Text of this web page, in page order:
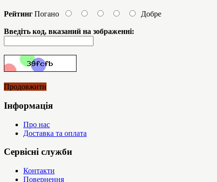
Рейтинг Погано Добре
Введіть код, вказаний на зображенні:
Продовжити
Інформація
Про нас
Доставка та оплата
Сервісні служби
Контакти
Повернення